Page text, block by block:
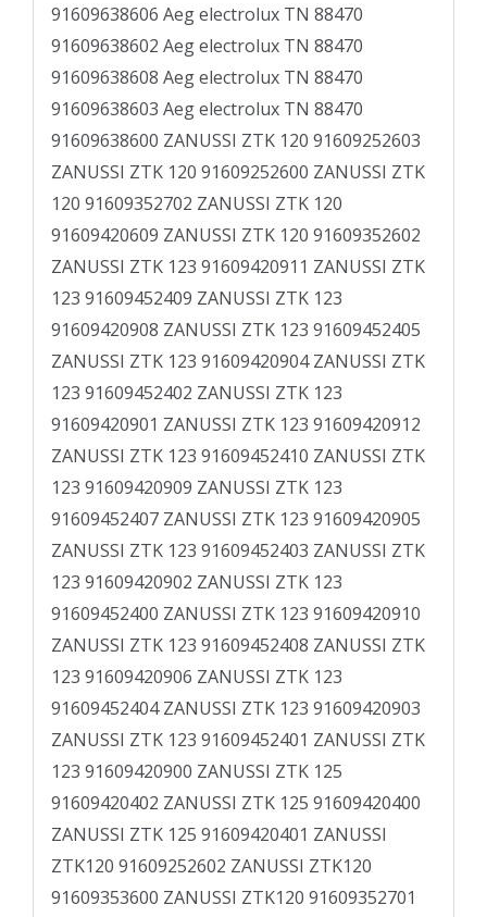
91609638606 Aeg electrolux TN 88470
91609638602 Aeg electrolux TN 88470
91609638608 Aeg electrolux TN 88470
91609638603 Aeg electrolux TN 88470
91609638600 ZANUSSI ZTK 120 91609252603
ZANUSSI ZTK 120 91609252600 ZANUSSI ZTK
120 91609352702 ZANUSSI ZTK 120
91609420609 ZANUSSI ZTK 120 91609352602
ZANUSSI ZTK 123 91609420911 ZANUSSI ZTK
123 91609452409 ZANUSSI ZTK 123
91609420908 ZANUSSI ZTK 123 91609452405
ZANUSSI ZTK 123 91609420904 ZANUSSI ZTK
123 91609452402 ZANUSSI ZTK 123
91609420901 ZANUSSI ZTK 123 91609420912
ZANUSSI ZTK 123 91609452410 ZANUSSI ZTK
123 91609420909 ZANUSSI ZTK 123
91609452407 ZANUSSI ZTK 123 91609420905
ZANUSSI ZTK 123 91609452403 ZANUSSI ZTK
123 91609420902 ZANUSSI ZTK 123
91609452400 ZANUSSI ZTK 123 91609420910
ZANUSSI ZTK 123 91609452408 ZANUSSI ZTK
123 91609420906 ZANUSSI ZTK 123
91609452404 ZANUSSI ZTK 123 91609420903
ZANUSSI ZTK 123 91609452401 ZANUSSI ZTK
123 91609420900 ZANUSSI ZTK 125
91609420402 ZANUSSI ZTK 125 91609420400
ZANUSSI ZTK 125 91609420401 ZANUSSI
ZTK120 91609252602 ZANUSSI ZTK120
91609353600 ZANUSSI ZTK120 91609352701